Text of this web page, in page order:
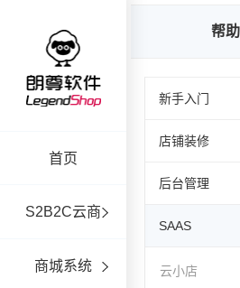
首页
S2B2C云商
商城系统
帮
新手入门
店铺装修
后台管理
SAAS
云小店